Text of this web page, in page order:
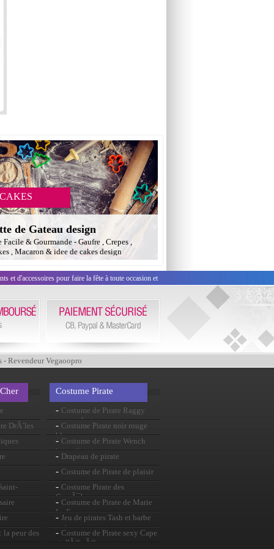
de Gateau design
Facile & Gourmande - Gaufre , Crepes ,
, Macaron & idee de cakes design
et d'accessoires pour faire la fête à toute occasion et
Revendeur Vegaoopro
DrÃ´les
la peur des
Costume Pirate
- Costume de Pirate Raggy
pour enfants
- Costume Pirate noir rouge
blanc
- Costume de Pirate Wench
impertinente
- Drapeau de pirate
- Costume de Pirate de plaisir
- Costume Pirate des
CaraÃ¯bes
- Costume de Pirate de Marie
La Fay
- Jeu de pirates Tash et barbe
noir
- Costume de Pirate sexy Cape
et d'Ã©pÃ©e